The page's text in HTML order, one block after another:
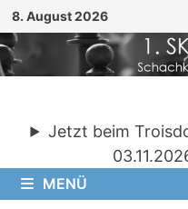
Zum
Inhalt
springen
8. August 2026
Jetzt beim
MENÜ